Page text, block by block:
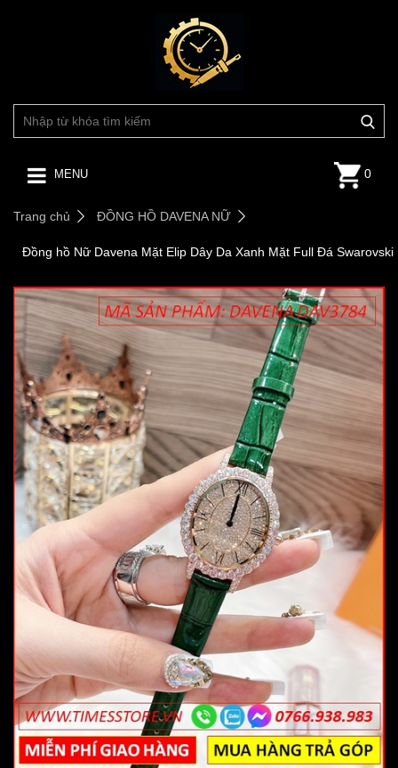
MENU 0
Trang chủ ĐỒNG HỒ DAVENA NỮ
Đồng hồ Nữ Davena Mặt Elip Dây Da Xanh Mặt Full Đá Swarovski